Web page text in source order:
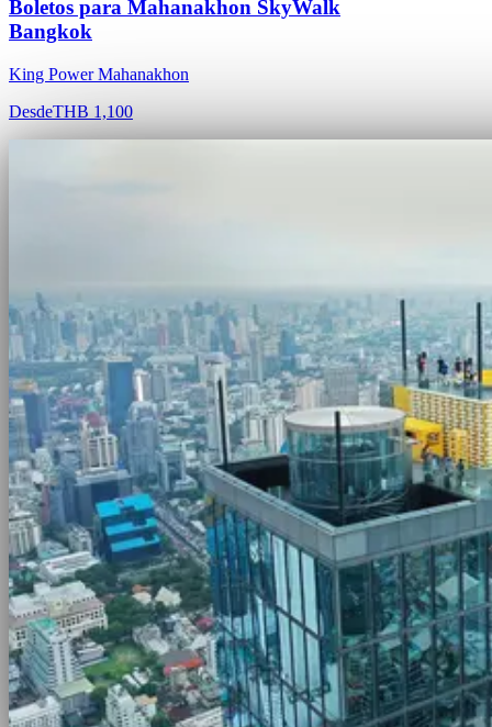
Boletos para Mahanakhon SkyWalk
Bangkok
King Power Mahanakhon
DesdeTHB 1,100